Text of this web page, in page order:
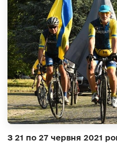
З 21 по 27 червня 2021